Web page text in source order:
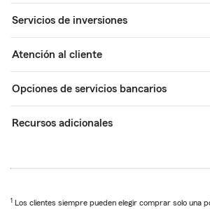
Servicios de inversiones
Atención al cliente
Opciones de servicios bancarios
Recursos adicionales
1 Los clientes siempre pueden elegir comprar solo una